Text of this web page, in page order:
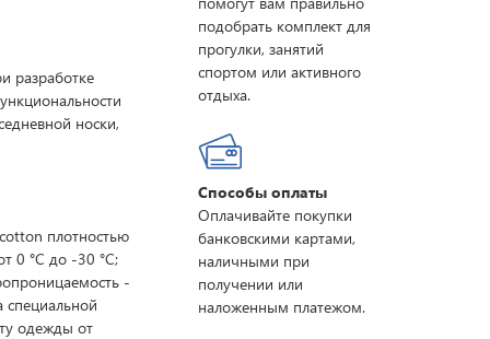
разработке
носки,
плотностью
0 °C до -30 °C;
-
одежды от
подобрать комплект для
прогулки, занятий
спортом или активного
отдыха.
Способы оплаты
Оплачивайте покупки
банковскими картами,
наличными при
получении или
наложенным платежом.